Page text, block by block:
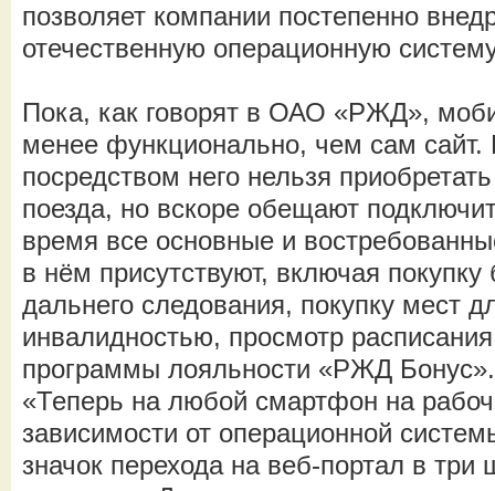
позволяет компании постепенно
отечественную операционную
Пока, как говорят в ОАО «РЖД»,
менее функционально, чем сам сайт.
посредством него нельзя
поезда, но вскоре обещают
время все основные и
в нём присутствуют, включая покупку
дальнего следования, покупку мест
инвалидностью, просмотр
программы лояльности «РЖД Бонус».
«Теперь на любой смартфон на
зависимости от операционной
значок перехода на веб-портал в три